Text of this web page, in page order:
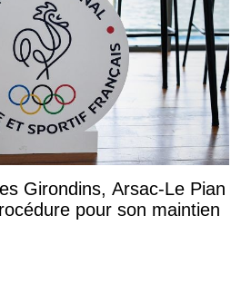
Girondins, Arsac-Le Pian
pour son maintien